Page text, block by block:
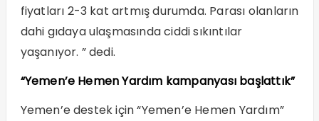
fiyatları 2-3 kat artmış durumda. Parası olanların
dahi gıdaya ulaşmasında ciddi sıkıntılar
yaşanıyor. ” dedi.
“Yemen’e Hemen Yardım kampanyası başlattık”
Yemen’e destek için “Yemen’e Hemen Yardım”